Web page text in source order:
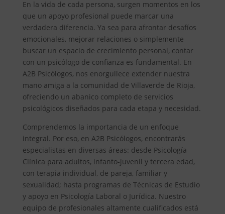
En la vida de cada persona, surgen momentos en los
que un apoyo profesional puede marcar una
verdadera diferencia. Ya sea para afrontar desafíos
emocionales, mejorar relaciones o simplemente
buscar un espacio de crecimiento personal, contar
con un psicólogo de confianza es fundamental. En
A2B Psicólogos, nos enorgullece extender nuestra
mano amiga a la comunidad de Villaverde de Rioja,
ofreciendo un abanico completo de servicios
psicológicos diseñados para cada etapa y necesidad.
Comprendemos la importancia de un enfoque
integral. Por eso, en A2B Psicólogos, encontrarás
especialistas en diversas áreas: desde Psicología
Clínica para adultos, infanto-juvenil y tercera edad,
con terapia individual, de pareja, familiar y
sexualidad; hasta programas de Técnicas de Estudio
y apoyo en Psicología Laboral o Jurídica. Nuestro
equipo de profesionales altamente cualificados está